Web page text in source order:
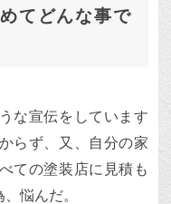
てどんな事で
な宣伝をしています
らず、又、自分の家
ての塗装店に見積も
悩んだ。